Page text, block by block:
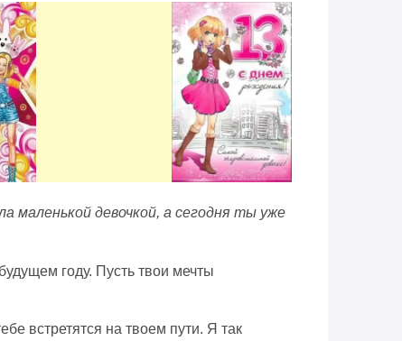
маленькой девочкой, а сегодня ты уже
году. Пусть твои мечты
встретятся на твоем пути. Я так